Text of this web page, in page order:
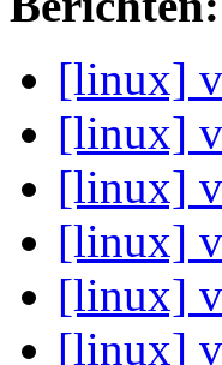
[linux]
[linux]
[linux]
[linux]
[linux]
[linux]